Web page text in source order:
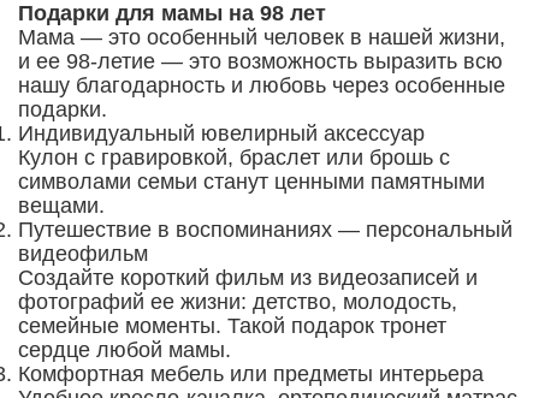
Подарки для мамы на 98 лет
Мама — это особенный человек в нашей жизни,
и ее 98-летие — это возможность выразить всю
нашу благодарность и любовь через особенные
подарки.
Индивидуальный ювелирный аксессуар
Кулон с гравировкой, браслет или брошь с
символами семьи станут ценными памятными
вещами.
Путешествие в воспоминаниях — персональный
видеофильм
Создайте короткий фильм из видеозаписей и
фотографий ее жизни: детство, молодость,
семейные моменты. Такой подарок тронет
сердце любой мамы.
Комфортная мебель или предметы интерьера